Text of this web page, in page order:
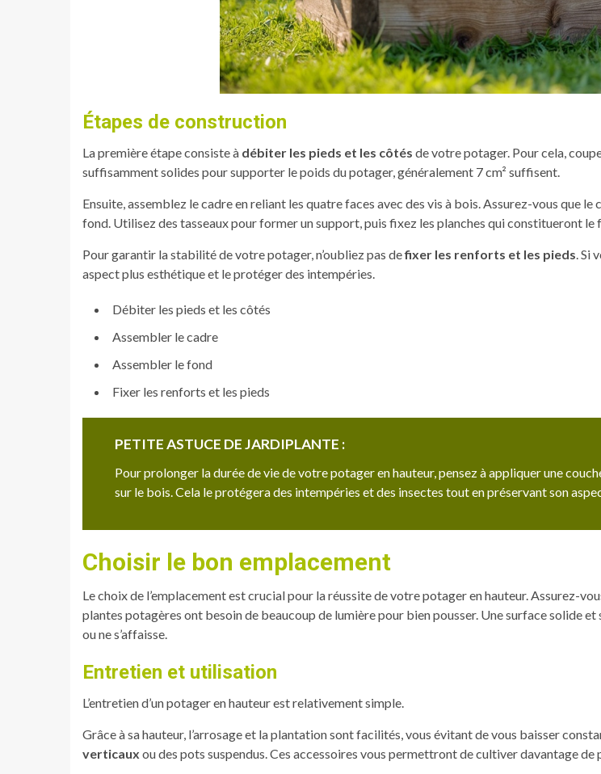
Étapes de construction
La première étape consiste à débiter les pieds et les côtés de votre potager. Pour cela,
suffisamment solides pour supporter le poids du potager, généralement 7 cm² suffisent.
Ensuite, assemblez le cadre en reliant les quatre faces avec des vis à bois. Assurez-vous que le
fond. Utilisez des tasseaux pour former un support, puis fixez les planches qui constitueront le
Pour garantir la stabilité de votre potager, n’oubliez pas defixer les renforts et les pieds. Si
aspect plus esthétique et le protéger des intempéries.
Débiter les pieds et les côtés
Assembler le cadre
Assembler le fond
Fixer les renforts et les pieds
PETITE ASTUCE DE JARDIPLANTE :
Pour prolonger la durée de vie de votre potager en hauteur, pensez à appliquer une
sur le bois. Cela le protégera des intempéries et des insectes tout en préservant son
Choisir le bon emplacement
Le choix de l’emplacement est crucial pour la réussite de votre potager en hauteur. Assurez-
plantes potagères ont besoin de beaucoup de lumière pour bien pousser. Une surface solide
ou ne s’affaisse.
Entretien et utilisation
L’entretien d’un potager en hauteur est relativement simple.
Grâce à sa hauteur, l’arrosage et la plantation sont facilités, vous évitant de vous baisser
verticaux ou des pots suspendus. Ces accessoires vous permettront de cultiver davantage